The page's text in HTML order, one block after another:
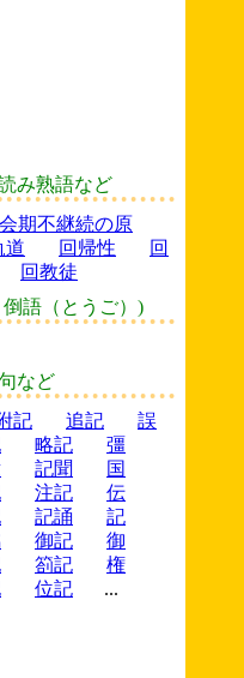
み熟語など
会期不継続の原
道 回帰性
回
回教徒
語（とうご）)
など
記 追記
誤
略記
彊
記聞
国
注記
伝
記誦
記
御記
御
箚記
権
位記
...